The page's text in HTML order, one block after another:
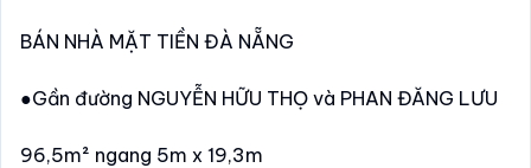
BÁN NHÀ MẶT TIỀN ĐÀ NẴNG
●Gần đường NGUYỄN HỮU THỌ và PHAN ĐĂNG LƯU
96,5m² ngang 5m x 19,3m